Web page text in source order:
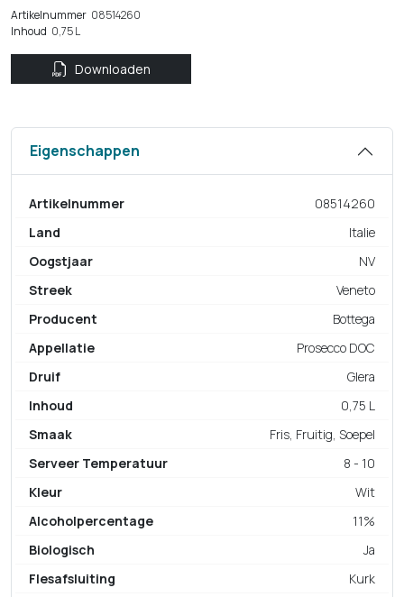
Artikelnummer 08514260
Inhoud 0,75 L
Downloaden
Eigenschappen
Artikelnummer
08514260
Land
Italie
Oogstjaar
NV
Streek
Veneto
Producent
Bottega
Appellatie
Prosecco DOC
Druif
Glera
Inhoud
0,75 L
Smaak
Fris, Fruitig, Soepel
Serveer Temperatuur
8 - 10
Kleur
Wit
Alcoholpercentage
11%
Biologisch
Ja
Flesafsluiting
Kurk